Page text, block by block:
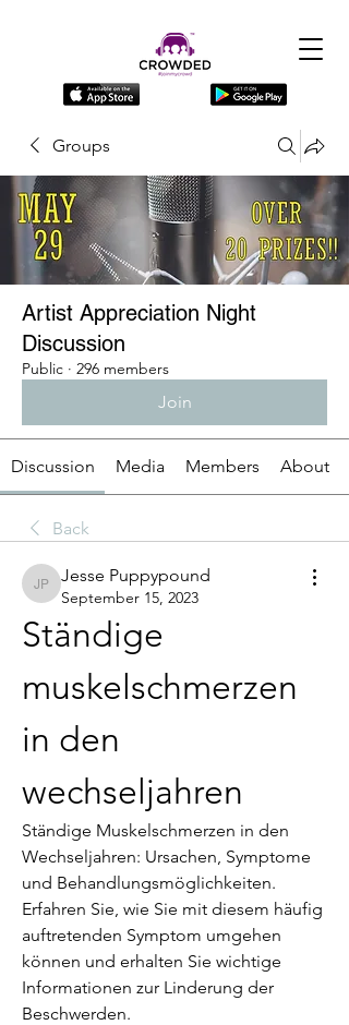
Groups
Artist Appreciation Night
Discussion
Public · 296 members
Join
Discussion Media Members About
Back
Jesse Puppypound
Jesse Puppypound
September 15, 2023
Ständige
muskelschmerzen
in den
wechseljahren
Ständige Muskelschmerzen in den
Wechseljahren: Ursachen, Symptome
und Behandlungsmöglichkeiten.
Erfahren Sie, wie Sie mit diesem häufig
auftretenden Symptom umgehen
können und erhalten Sie wichtige
Informationen zur Linderung der
Beschwerden.